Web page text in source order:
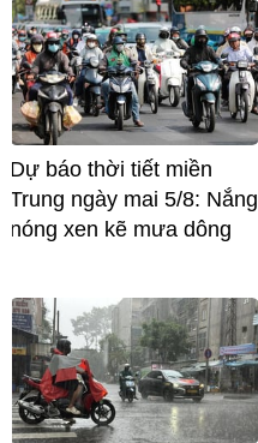
Dự báo thời tiết miền
Trung ngày mai 5/8: Nắng
nóng xen kẽ mưa dông